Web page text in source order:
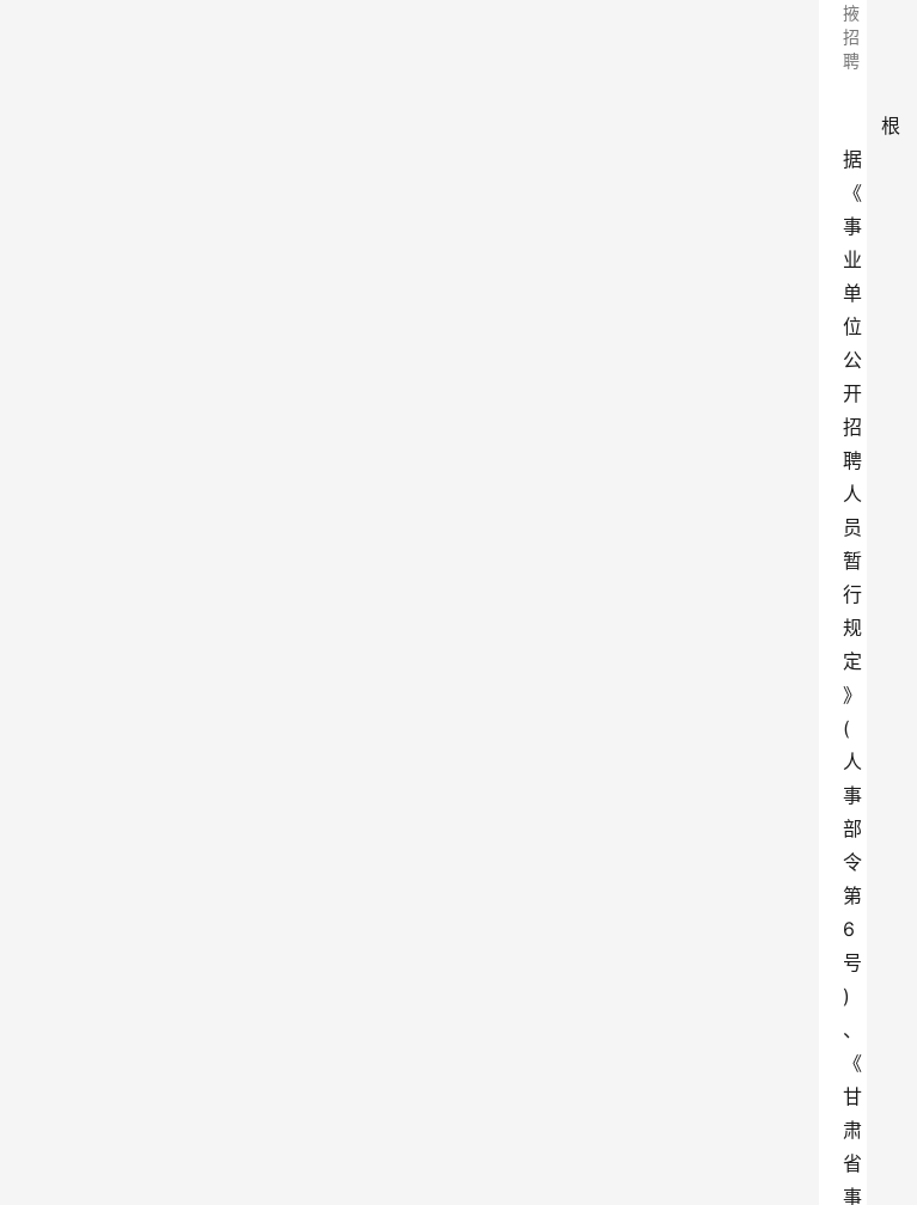
掖
招
聘
根
据
《
事
业
单
位
公
开
招
聘
人
员
暂
行
规
定
》
(
人
事
部
令
第
6
号
)
、
《
甘
肃
省
事